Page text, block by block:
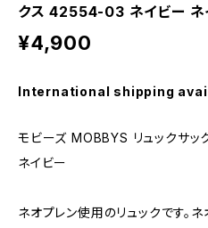
クス 42554-03 ネイビー ネ
¥4,900
International shipping
モビーズ MOBBYS リュックサッ
ネイビー
ネオプレン使用のリュックです。